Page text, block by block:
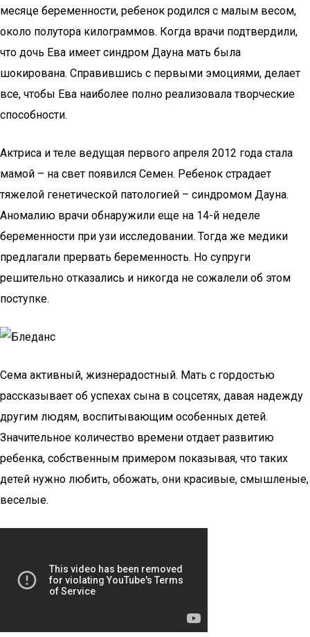
месяце беременности, ребенок родился с малым весом,
около полутора килограммов. Когда врачи подтвердили,
что дочь Ева имеет синдром Дауна мать была
шокирована. Справившись с первыми эмоциями, делает
все, чтобы Ева наиболее полно реализовала творческие
способности.
Актриса и теле ведущая первого апреля 2012 года стала
мамой – на свет появился Семен. Ребенок страдает
тяжелой генетической патологией – синдромом Дауна.
Аномалию врачи обнаружили еще на 14-й неделе
беременности при узи исследовании. Тогда же медики
предлагали прервать беременность. Но супруги
решительно отказались и никогда не сожалели об этом
поступке.
Сема активный, жизнерадостный. Мать с гордостью
рассказывает об успехах сына в соцсетях, давая надежду
другим людям, воспитывающим особенных детей.
Значительное количество времени отдает развитию
ребенка, собственным примером показывая, что таких
детей нужно любить, обожать, они красивые, смышленые,
веселые.